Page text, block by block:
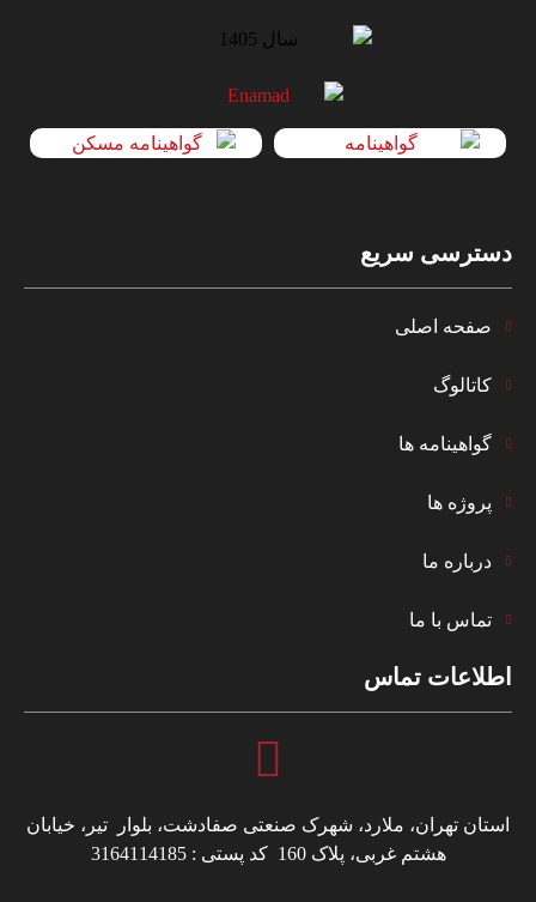
دسترسی سریع
صفحه اصلی
کاتالوگ
گواهینامه ها
پروژه ها
درباره ما
تماس با ما
اطلاعات تماس
استان تهران، ملارد، شهرک صنعتی صفادشت، بلوار تیر، خیابان
هشتم غربی، پلاک 160 کد پستی : 3164114185